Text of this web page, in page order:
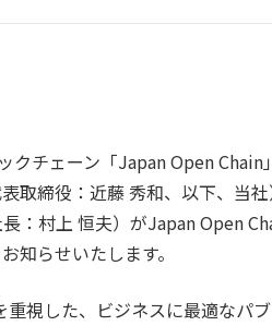
チェーン「Japan Open Chain
取締役：近藤 秀和、以下、当
：村上 恒夫）がJapan Open
知らせいたします。
視した、ビジネスに最適なパ